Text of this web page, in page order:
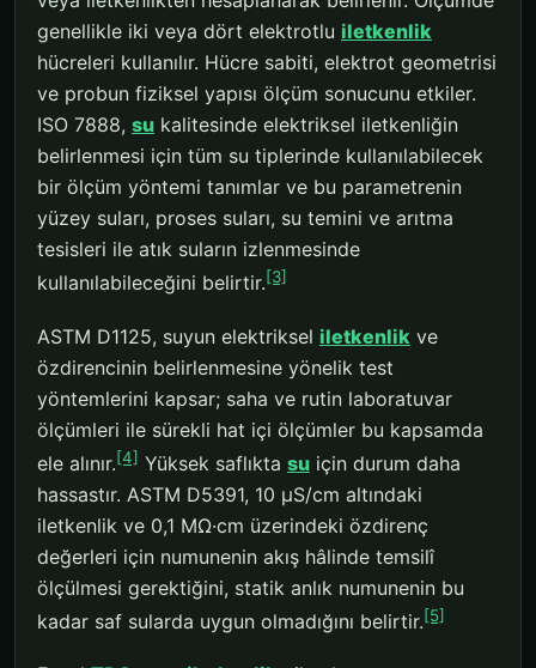
genellikle iki veya dört elektrotlu iletkenlik
hücreleri kullanılır. Hücre sabiti, elektrot geometrisi
ve probun fiziksel yapısı ölçüm sonucunu etkiler.
ISO 7888, su kalitesinde elektriksel iletkenliğin
belirlenmesi için tüm su tiplerinde kullanılabilecek
bir ölçüm yöntemi tanımlar ve bu parametrenin
yüzey suları, proses suları, su temini ve arıtma
tesisleri ile atık suların izlenmesinde
kullanılabileceğini belirtir.[3]
ASTM D1125, suyun elektriksel iletkenlik ve
özdirencinin belirlenmesine yönelik test
yöntemlerini kapsar; saha ve rutin laboratuvar
ölçümleri ile sürekli hat içi ölçümler bu kapsamda
ele alınır.[4] Yüksek saflıkta su için durum daha
hassastır. ASTM D5391, 10 µS/cm altındaki
iletkenlik ve 0,1 MΩ·cm üzerindeki özdirenç
değerleri için numunenin akış hâlinde temsilî
ölçülmesi gerektiğini, statik anlık numunenin bu
kadar saf sularda uygun olmadığını belirtir.[5]